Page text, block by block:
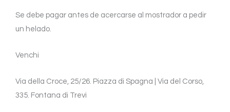
Se debe pagar antes de acercarse al mostrador a pedir
un helado.
Venchi
Via della Croce, 25/26. Piazza di Spagna | Via del Corso,
335. Fontana di Trevi